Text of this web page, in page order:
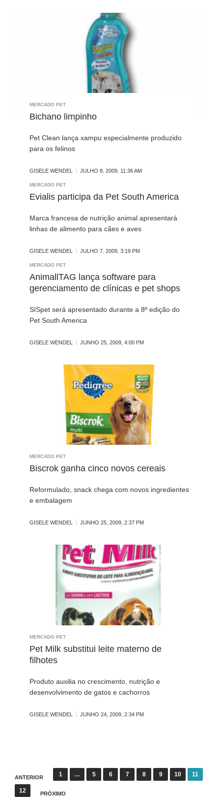
MERCADO PET
Bichano limpinho
Pet Clean lança xampu especialmente produzido
para os felinos
GISELE WENDEL JULHO 8, 2009, 11:36 AM
MERCADO PET
Evialis participa da Pet South America
Marca francesa de nutrição animal apresentará
linhas de alimento para cães e aves
GISELE WENDEL JULHO 7, 2009, 3:19 PM
MERCADO PET
AnimallTAG lança software para
gerenciamento de clínicas e pet shops
SISpet será apresentado durante a 8º edição do
Pet South America
GISELE WENDEL JUNHO 25, 2009, 4:00 PM
MERCADO PET
Biscrok ganha cinco novos cereais
Reformulado, snack chega com novos ingredientes
e embalagem
GISELE WENDEL JUNHO 25, 2009, 2:37 PM
MERCADO PET
Pet Milk substitui leite materno de
filhotes
Produto auxilia no crescimento, nutrição e
desenvolvimento de gatos e cachorros
GISELE WENDEL JUNHO 24, 2009, 2:34 PM
N
a
ANTERIOR 1 … 5 6 7 8 9 10 11
12 PRÓXIMO